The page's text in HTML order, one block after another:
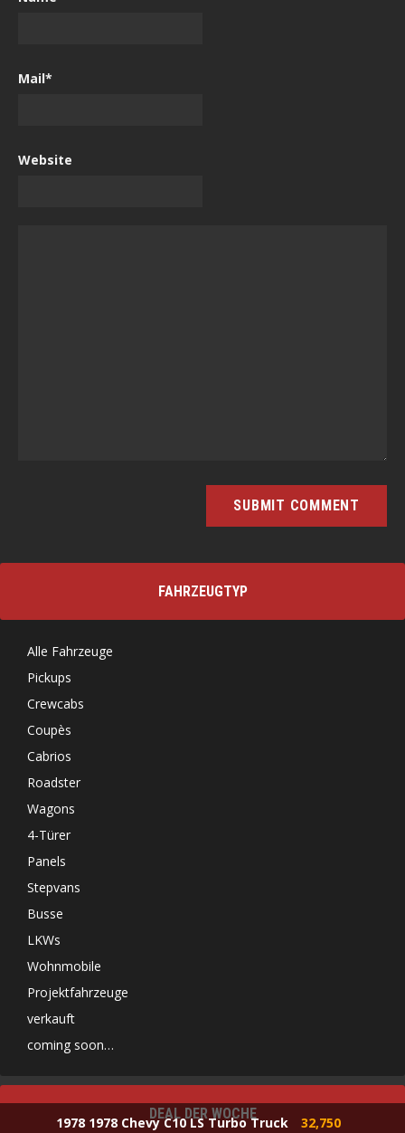
Mail*
Website
FAHRZEUGTYP
Alle Fahrzeuge
Pickups
Crewcabs
Coupès
Cabrios
Roadster
Wagons
4-Türer
Panels
Stepvans
Busse
LKWs
Wohnmobile
Projektfahrzeuge
verkauft
coming soon…
DEAL DER WOCHE
1978 1978 Chevy C10 LS Turbo Truck 32,750